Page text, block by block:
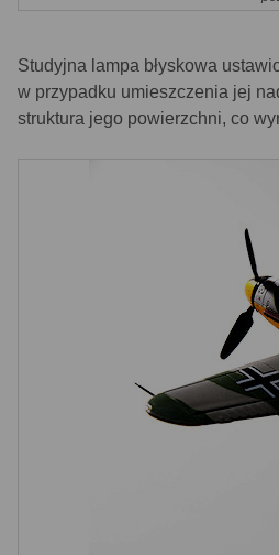
Studyjna lampa błyskowa
w przypadku umieszczenia jej
struktura jego powierzchni, co